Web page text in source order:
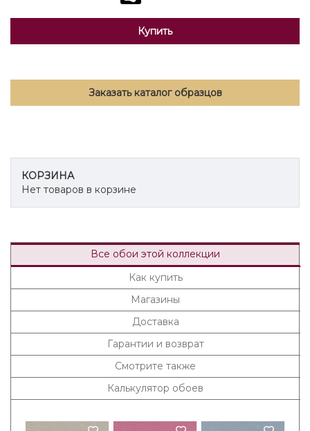
Купить
Заказать каталог образцов
КОРЗИНА
Нет товаров в корзине
Все обои этой коллекции
Как купить
Магазины
Доставка
Гарантии и возврат
Смотрите также
Калькулятор обоев